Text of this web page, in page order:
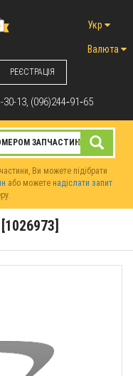
РЕЄСТРАЦІЯ
Укр
Валюта
13, (096)244‑91‑65
Ви можете підібрати
або можете надіслати запит
[1026973]